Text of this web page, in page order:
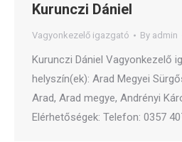
Kurunczi Dániel
Vagyonkezelő igazgató By admin
Kurunczi Dániel Vagyonkezelő
helyszín(ek): Arad Megyei
Arad, Arad megye, Andrényi
Elérhetőségek: Telefon: 0357